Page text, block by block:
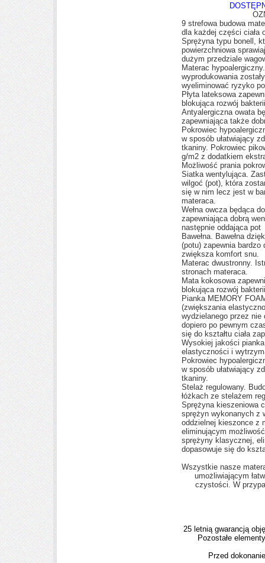
9 strefowa budowa
dla każdej części ciała
Sprężyna typu bonell,
powierzchniowa
dużym przedziale
Materac
wyprodukowania
wyeliminować ryzyko
Płyta lateksowa
blokująca rozwój bakterii
Antyalergiczna owata
zapewniająca także
Pokrowiec
w sposób ułatwiający
tkaniny. Pokrowiec
g/m2 z dodatkiem
Możliwość prania
Siatka wentylująca.
wilgoć (pot), która
się w nim lecz jest w
materaca.
Wełna owcza będąca
zapewniająca dobrą
następnie oddająca pot
Bawełna. Bawełna
(potu) zapewnia
zwiększa komfort snu.
Materac dwustronny.
stronach materaca.
Mata kokosowa
blokująca rozwój bakterii
Pianka MEMORY
(zwiększania
wydzielanego przez nie
dopiero po pewnym
się do kształtu ciała
Wysokiej jakości
elastyczności i
Pokrowiec
w sposób ułatwiający
tkaniny.
Stelaż regulowany.
łóżkach ze stelażem
Sprężyna kieszeniowa
sprężyn wykonanych z
oddzielnej kieszonce z
eliminującym
sprężyny klasycznej,
dopasowuje się do
Wszystkie nasze
umożliwiającym
czystości. W
25 letnią gwarancją
Pozostałe
Przed